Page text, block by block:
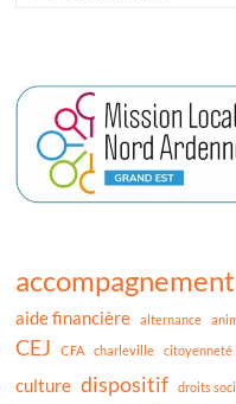
accompagnement
aide financière
alternance
CEJ CFA charleville citoyenneté
culture dispositif droits